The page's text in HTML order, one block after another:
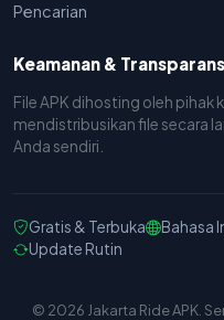
Pencarian
Keamanan &
File APK dihosting oleh
mendistribusikan file secara
Anda sendiri.
Gratis & Terbuka Bahasa
Update Rutin
© 2026 Jakarta Ride APK.